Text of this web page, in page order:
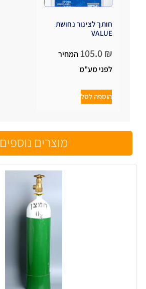
חותך לצינור נחושת
VALUE
₪
המחיר
לפני מע"מ
הוספה לסל
מוצרים נוספים